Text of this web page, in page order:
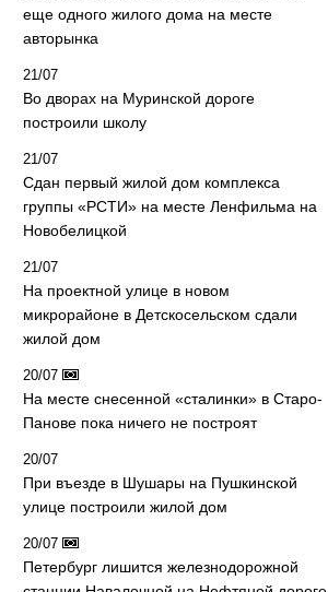
еще одного жилого дома на месте
авторынка
21/07
Во дворах на Муринской дороге
построили школу
21/07
Сдан первый жилой дом комплекса
группы «РСТИ» на месте Ленфильма на
Новобелицкой
21/07
На проектной улице в новом
микрорайоне в Детскосельском сдали
жилой дом
20/07
На месте снесенной «сталинки» в Старо-
Панове пока ничего не построят
20/07
При въезде в Шушары на Пушкинской
улице построили жилой дом
20/07
Петербург лишится железнодорожной